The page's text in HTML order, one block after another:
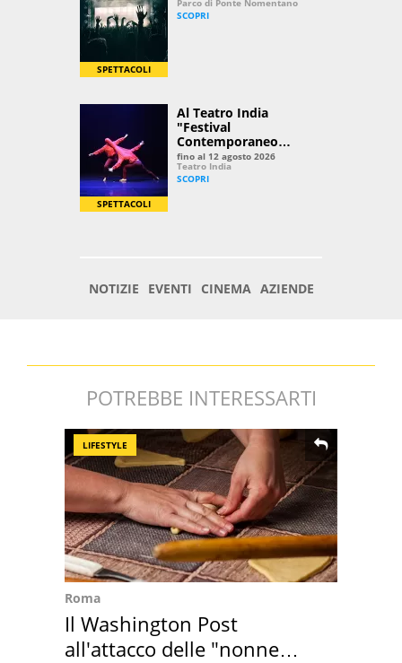
POTREBBE INTERESSARTI
LIFESTYLE
Roma
Il Washington Post
all'attacco delle "nonne